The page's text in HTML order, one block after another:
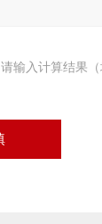
请输入计算结果